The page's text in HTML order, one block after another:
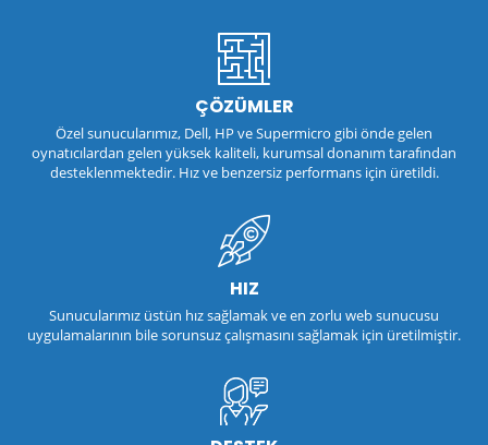
ÇÖZÜMLER
Özel sunucularımız, Dell, HP ve Supermicro gibi önde gelen
oynatıcılardan gelen yüksek kaliteli, kurumsal donanım tarafından
desteklenmektedir. Hız ve benzersiz performans için üretildi.
HIZ
Sunucularımız üstün hız sağlamak ve en zorlu web sunucusu
uygulamalarının bile sorunsuz çalışmasını sağlamak için üretilmiştir.